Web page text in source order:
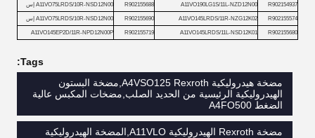
R902154937
A11VO190LG1S/11L-NZD12N00
R902155688 A11VO75LRDS/10R-NSD12N00 إس
R902155574
A11VO145LRDS/11R-NZG12K02
R902155690 A11VO75LRDS/10R-NSD12N00 إس
R902155680
A11VO145LRDS/11L-NSD12K01
R902155719
A11VO145EP2D/11R-NPD12N00P
Tags:
مضخة هيدروليكية A4VSO125 Rexroth,مضخة البستون
الهيدروليكية الرئيسية من الحديد الصلب,مضخات المكبس عالية
الضغط A4FO500
مضخة Rexroth الهيدروليكية A11VLO,المضخة الهيدروليكية